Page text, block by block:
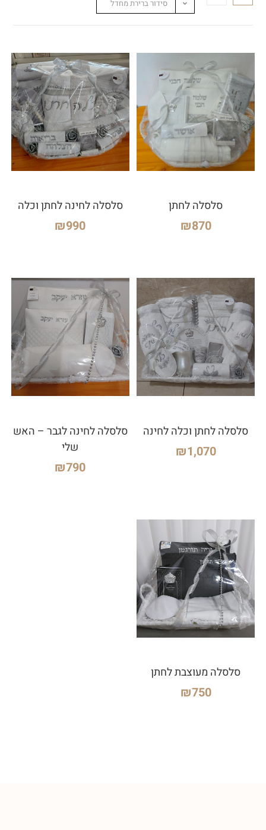
סידור ברירת מחדל
סלסלה לחתן
₪870
סלסלה לחינה לחתן וכלה
₪990
סלסלה לחתן וכלה לחינה
₪1,070
סלסלה לחינה לגבר – האש
שלי
₪790
סלסלה מעוצבת לחתן
₪750